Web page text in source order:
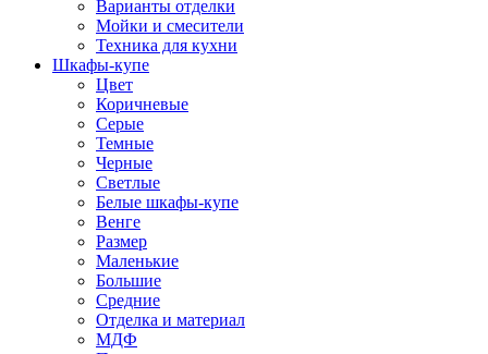
Варианты отделки
Мойки и смесители
Техника для кухни
Шкафы-купе
Цвет
Коричневые
Серые
Темные
Черные
Светлые
Белые шкафы-купе
Венге
Размер
Маленькие
Большие
Средние
Отделка и материал
МДФ